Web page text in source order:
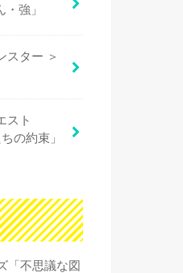
強」
スター ＞
スト
の約束」
「不思議な図